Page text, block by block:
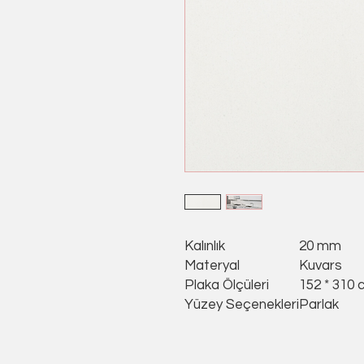
Kalınlık
20 mm
Materyal
Kuvars
Plaka Ölçüleri
152 * 310
Yüzey Seçenekleri Parlak